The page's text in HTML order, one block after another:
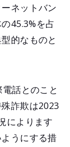
ネットバン
45.3%を占
的なものと
話とのこと
詐欺は2023
によります
うにする措